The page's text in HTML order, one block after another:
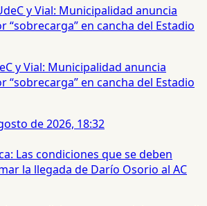
y Vial: Municipalidad anuncia
“sobrecarga” en cancha del Estadio
de 2026, 18:32